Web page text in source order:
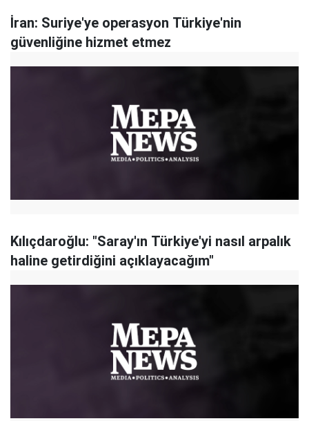
İran: Suriye'ye operasyon Türkiye'nin
güvenliğine hizmet etmez
Kılıçdaroğlu: "Saray'ın Türkiye'yi nasıl arpalık
haline getirdiğini açıklayacağım"